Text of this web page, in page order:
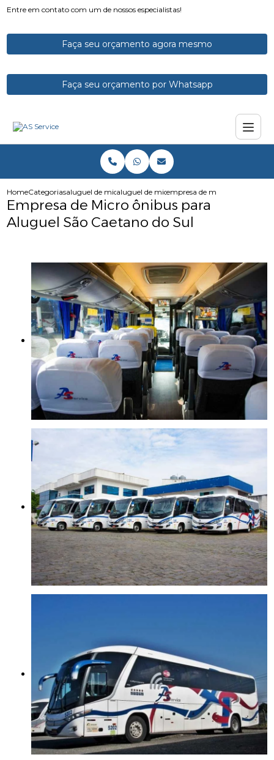
Entre em contato com um de nossos especialistas!
Faça seu orçamento agora mesmo
Faça seu orçamento por Whatsapp
HomeCategoriasaluguel de micro onibusaluguel de microonibus com motorista
empresa de micro onibus
Empresa de Micro ônibus para
Aluguel São Caetano do Sul